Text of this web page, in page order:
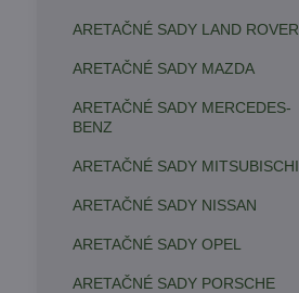
ARETAČNÉ SADY LAND ROVER
ARETAČNÉ SADY MAZDA
ARETAČNÉ SADY MERCEDES-
BENZ
ARETAČNÉ SADY MITSUBISCHI
ARETAČNÉ SADY NISSAN
ARETAČNÉ SADY OPEL
ARETAČNÉ SADY PORSCHE